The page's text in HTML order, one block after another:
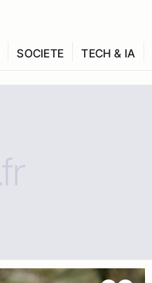
SOCIETE TECH & IA